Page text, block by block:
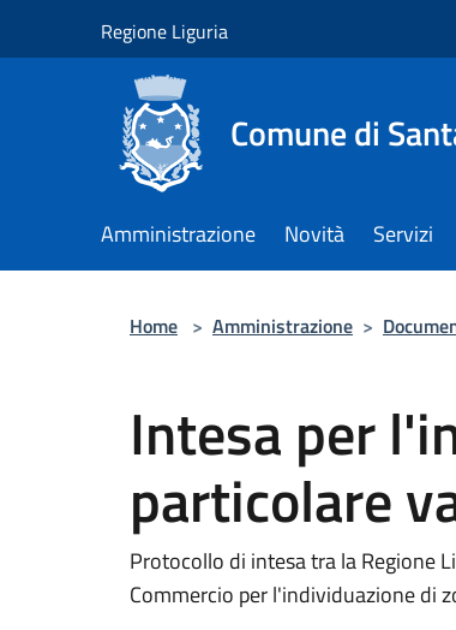
Regione Liguria
Comune di
Amministrazione Novità Servizi
Home > Amministrazione >
Intesa per
particolare
Protocollo di intesa tra la Regione
Commercio per l'individuazione di